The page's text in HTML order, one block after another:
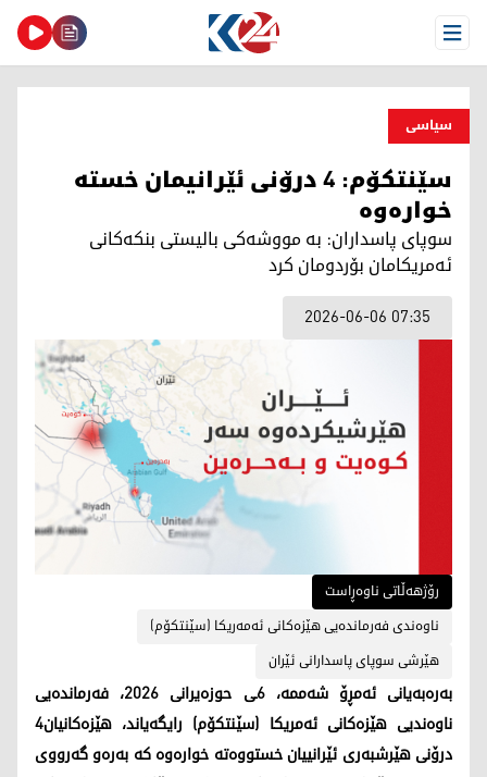
Open Menu
سیاسی
سێنتکۆم: 4 درۆنی ئێرانیمان خستە
خوارەوە
سوپای پاسداران: بە مووشەکی بالیستی بنکەکانی
ئەمریکامان بۆردومان کرد
2026-06-06 07:35
رۆژهەڵاتی ناوەڕاست
ناوەندی فەرماندەیی هێزەکانی ئەمەریکا (سێنتکۆم)
هێرشی سوپای پاسدارانی ئێران
بەرەبەیانی ئەمڕۆ شەممە، 6ـی حوزەیرانی 2026، فەرماندەیی
ناوەندیی هێزەکانی ئەمریکا (سێنتکۆم) رایگەیاند، هێزەکانیان4
درۆنی هێرشبەری ئێرانییان خستووەتە خوارەوە کە بەرەو گەرووی